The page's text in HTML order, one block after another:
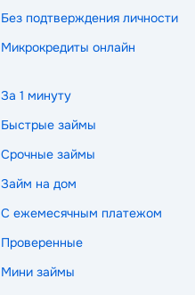
Без подтверждения личности
Микрокредиты онлайн
За 1 минуту
Быстрые займы
Срочные займы
Займ на дом
С ежемесячным платежом
Проверенные
Мини займы